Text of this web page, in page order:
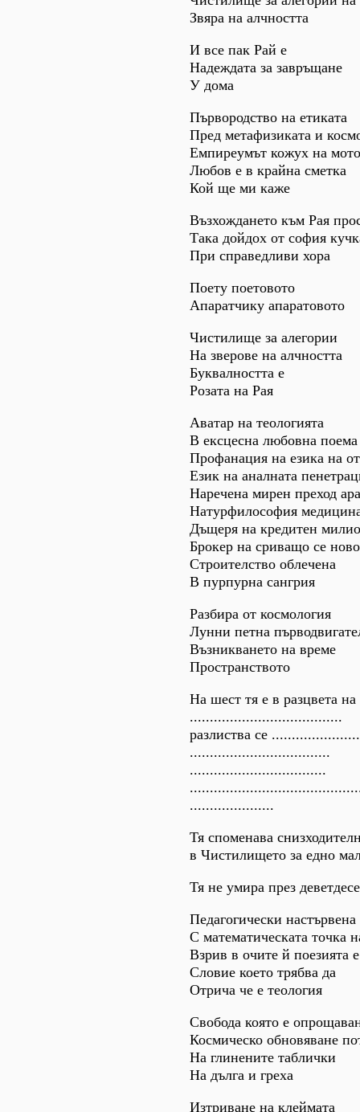
Звяра на алчността
И все пак Рай е
Надеждата за завръщане
У дома
Първородство на етиката
Пред метафизиката и
Емпиреумът кожух на
Любов е в крайна сметка
Кой ще ми каже
Възхождането към Рая
Така дойдох от софия
При справедливи хора
Поету поетовото
Апаратчику апаратовото
Чистилище за алегории
На зверове на алчността
Буквалността е
Розата на Рая
Аватар на теологията
В ексцесна любовна поема
Профанация на езика на
Език на аналната
Наречена мирен преход
Натурфилософия
Дъщеря на кредитен
Брокер на сриващо се ново
Строителство облечена
В пурпурна сангрия
Разбира от космология
Лунни петна
Възникването на време
Пространството
На шест тя е в разцвета на
......................................
разлиства се
...................................
..................................
.....................
Тя споменава
в Чистилището за едно
Тя не умира през
Педагогически настървена
С математическата точка
Взрив в очите й поезията
Словие което трябва да
Отрича че е теология
Свобода която е
Космическо обновяване
На глинените таблички
На дълга и греха
Изтриване на клеймата